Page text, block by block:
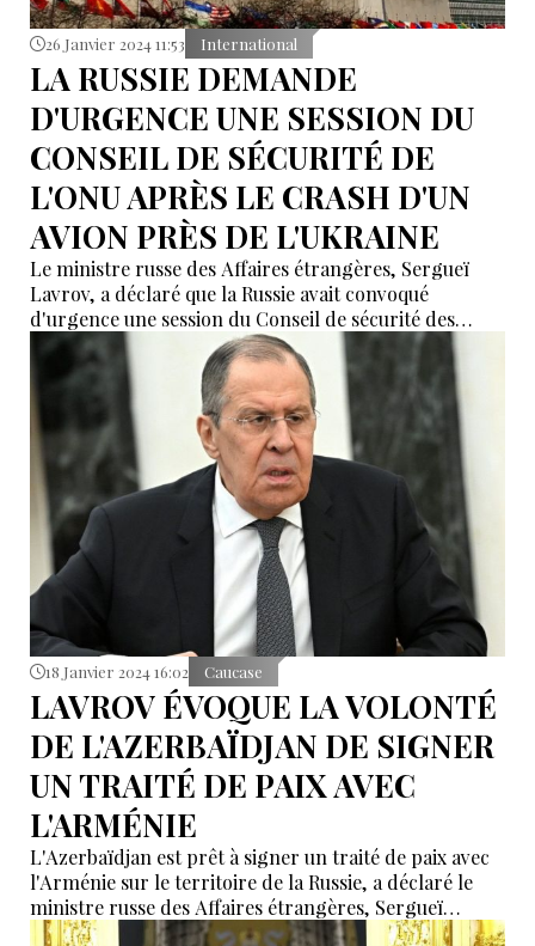
26 Janvier 2024 11:53 International
LA RUSSIE DEMANDE
D'URGENCE UNE SESSION DU
CONSEIL DE SÉCURITÉ DE
L'ONU APRÈS LE CRASH D'UN
AVION PRÈS DE L'UKRAINE
Le ministre russe des Affaires étrangères, Sergueï
Lavrov, a déclaré que la Russie avait convoqué
d'urgence une session du Conseil de sécurité des
Nations Unies à la suite de l'accident d'un avion de
transport militaire russe près de la frontière russo-
ukrainienne.
18 Janvier 2024 16:02 Caucase
LAVROV ÉVOQUE LA VOLONTÉ
DE L'AZERBAÏDJAN DE SIGNER
UN TRAITÉ DE PAIX AVEC
L'ARMÉNIE
L'Azerbaïdjan est prêt à signer un traité de paix avec
l'Arménie sur le territoire de la Russie, a déclaré le
ministre russe des Affaires étrangères, Sergueï
Lavrov, lors d'une conférence de presse.